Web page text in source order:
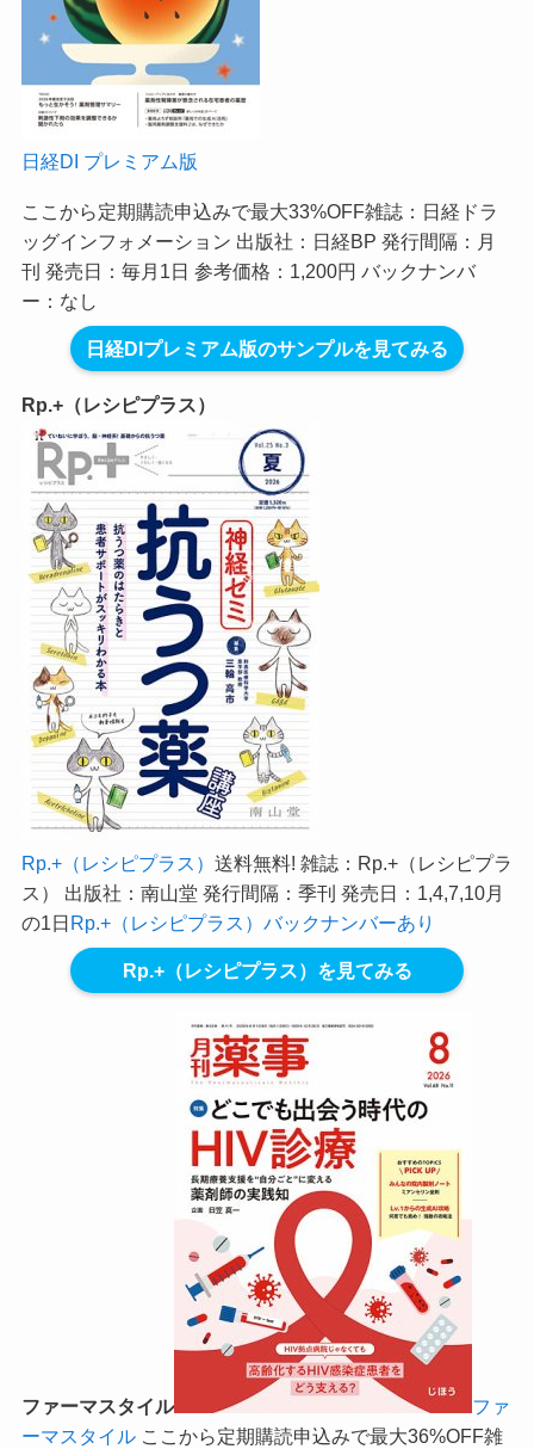
日経DI プレミアム版
ここから定期購読申込みで最大33%OFF雑誌：日経ドラ
ッグインフォメーション 出版社：日経BP 発行間隔：月
刊 発売日：毎月1日 参考価格：1,200円 バックナンバ
ー：なし
日経DIプレミアム版のサンプルを見てみる
Rp.+（レシピプラス）
Rp.+（レシピプラス） 送料無料! 雑誌：Rp.+（レシピプラ
ス） 出版社：南山堂 発行間隔：季刊 発売日：1,4,7,10月
の1日Rp.+（レシピプラス）バックナンバーあり
Rp.+（レシピプラス）を見てみる
ファーマスタイル
ファ
ーマスタイル ここから定期購読申込みで最大36%OFF雑